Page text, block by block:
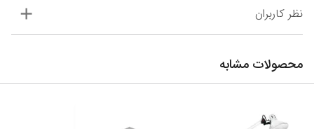
نظر کاربران
محصولات مشابه